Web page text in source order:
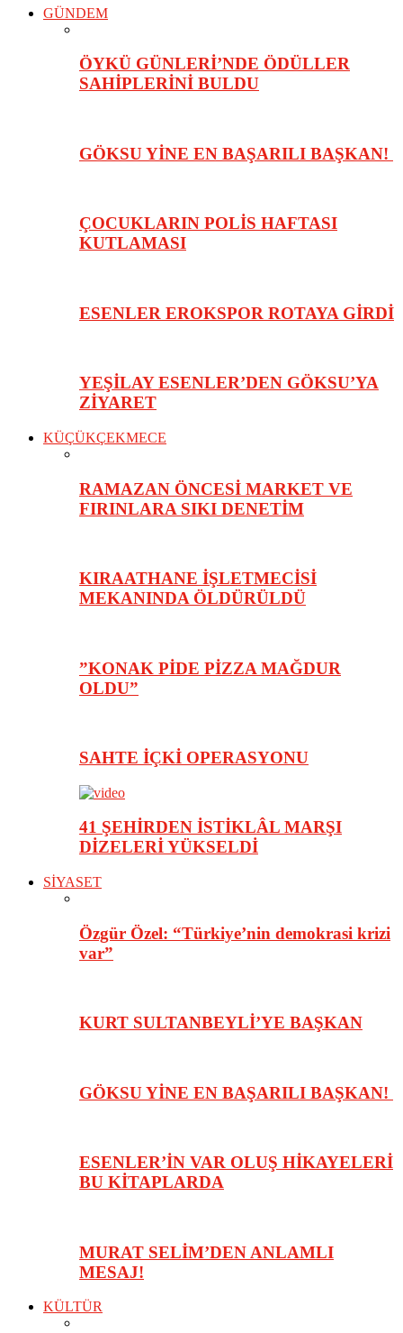
GÜNDEM
ÖYKÜ GÜNLERİ’NDE ÖDÜLLER
SAHİPLERİNİ BULDU
GÖKSU YİNE EN BAŞARILI BAŞKAN!
ÇOCUKLARIN POLİS HAFTASI
KUTLAMASI
ESENLER EROKSPOR ROTAYA GİRDİ
YEŞİLAY ESENLER’DEN GÖKSU’YA
ZİYARET
KÜÇÜKÇEKMECE
RAMAZAN ÖNCESİ MARKET VE
FIRINLARA SIKI DENETİM
KIRAATHANE İŞLETMECİSİ
MEKANINDA ÖLDÜRÜLDÜ
”KONAK PİDE PİZZA MAĞDUR
OLDU”
SAHTE İÇKİ OPERASYONU
41 ŞEHİRDEN İSTİKLÂL MARŞI
DİZELERİ YÜKSELDİ
SİYASET
Özgür Özel: “Türkiye’nin demokrasi krizi
var”
KURT SULTANBEYLİ’YE BAŞKAN
GÖKSU YİNE EN BAŞARILI BAŞKAN!
ESENLER’İN VAR OLUŞ HİKAYELERİ
BU KİTAPLARDA
MURAT SELİM’DEN ANLAMLI
MESAJ!
KÜLTÜR